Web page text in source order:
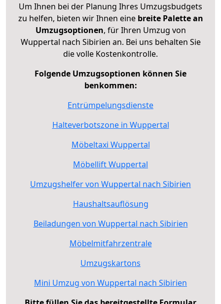
Um Ihnen bei der Planung Ihres Umzugsbudgets
zu helfen, bieten wir Ihnen eine breite Palette an
Umzugsoptionen, für Ihren Umzug von
Wuppertal nach Sibirien an. Bei uns behalten Sie
die volle Kostenkontrolle.
Folgende Umzugsoptionen können Sie
benkommen:
Entrümpelungsdienste
Halteverbotszone in Wuppertal
Möbeltaxi Wuppertal
Möbellift Wuppertal
Umzugshelfer von Wuppertal nach Sibirien
Haushaltsauflösung
Beiladungen von Wuppertal nach Sibirien
Möbelmitfahrzentrale
Umzugskartons
Mini Umzug von Wuppertal nach Sibirien